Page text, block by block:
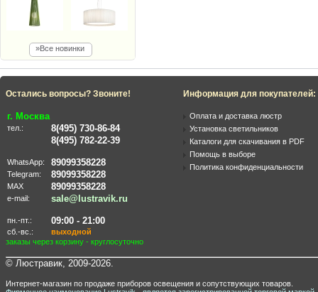
»Все новинки
Остались вопросы? Звоните!
г. Москва
тел.:
8(495) 730-86-84
8(495) 782-22-39
WhatsApp: 89099358228
Telegram: 89099358228
MAX 89099358228
e-mail: sale@lustravik.ru
пн.-пт.: 09:00 - 21:00
сб.-вс.:
выходной
заказы через корзину - круглосуточно
Информация для покупателей:
Оплата и доставка люстр
Установка светильников
Каталоги для скачивания в PDF
Помощь в выборе
Политика конфиденциальности
© Люстравик, 2009-2026.
Интернет-магазин по продаже приборов освещения и сопутствующих товаров.